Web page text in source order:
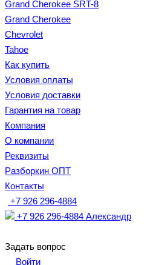
Grand Cherokee SRT-8
Grand Cherokee
Chevrolet
Tahoe
Как купить
Условия оплаты
Условия доставки
Гарантия на товар
Компания
О компании
Реквизиты
Разборкин ОПТ
Контакты
+7 926 296-4884
+7 926 296-4884 Александр
Задать вопрос
Войти